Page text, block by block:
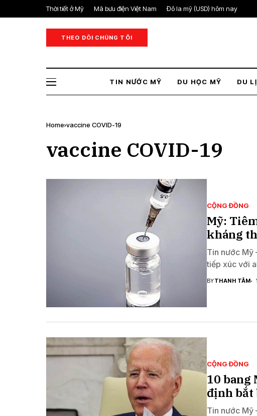
Thời tiết ở Mỹ Mã bưu điện Việt Nam Đô la mỹ (USD) hôm nay
THEO DÕI CHÚNG TÔI
TIN NƯỚC MỸ DU HỌC MỸ DU
Home vaccine COVID-19
vaccine COVID-19
CỘNG ĐỒNG
Mỹ:
kháng
Tin nước Mỹ
tiếp xúc với
BYTHANH TÂM
CỘNG ĐỒNG
10 bang
định bắt
Tin nước Mỹ